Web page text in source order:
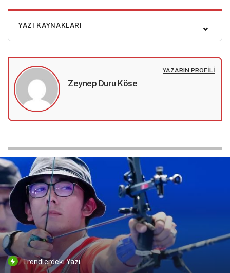
YAZI KAYNAKLARI
Zeynep Duru Köse
YAZARIN PROFILI
Trendlerdeki Yazı